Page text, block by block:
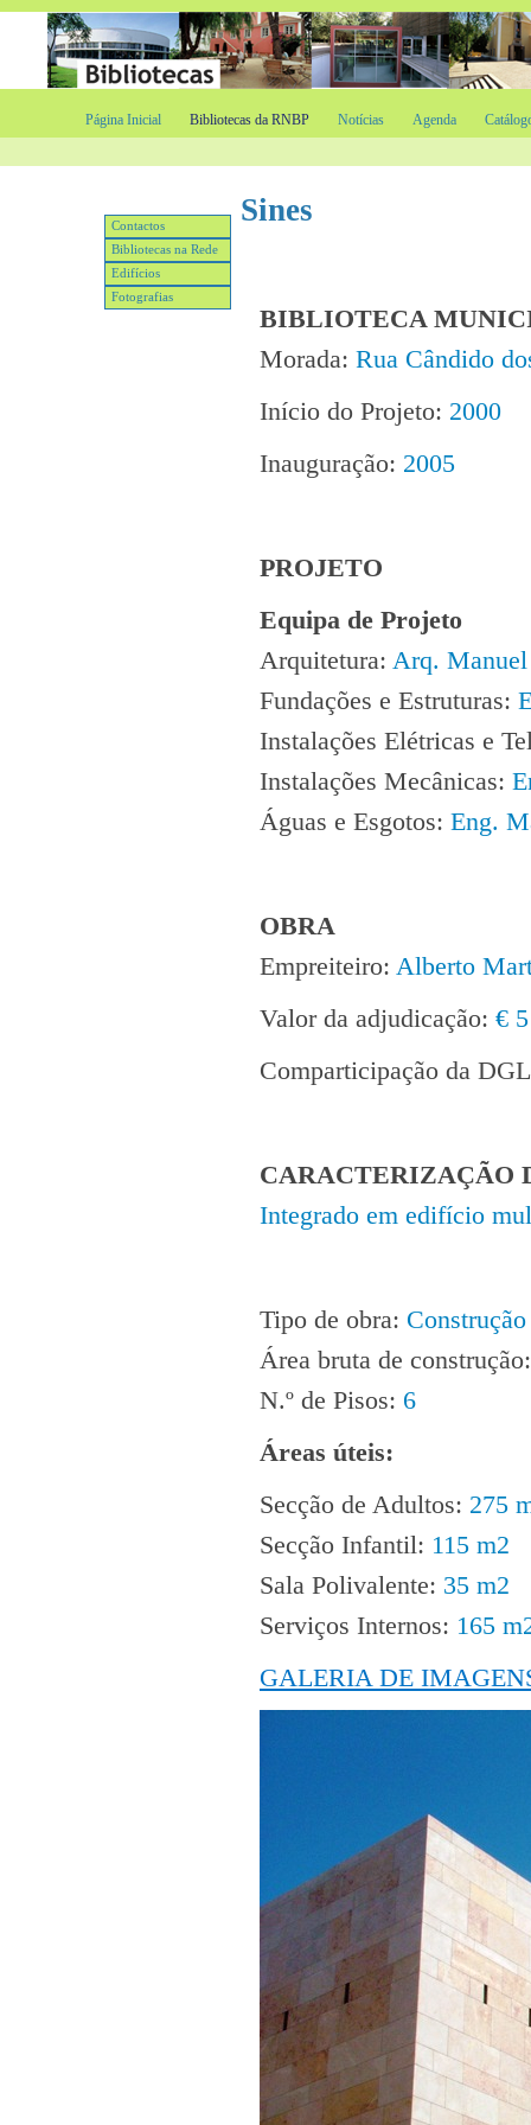
Página Inicial Bibliotecas da RNBP Notícias Agenda
Contactos
Bibliotecas na Rede
Edifícios
Fotografias
Sines
BIBLIOTECA
Morada: Rua Cândido
Início do Projeto: 2000
Inauguração: 2005
PROJETO
Equipa de Projeto
Arquitetura: Arq.
Fundações e Estruturas:
Instalações Elétricas e
Instalações Mecânicas:
Águas e Esgotos: Eng.
OBRA
Empreiteiro: Alberto
Valor da adjudicação: €
Comparticipação da
CARACTERIZAÇÃO
Integrado em edifício
Tipo de obra:
Área bruta de
N.º de Pisos: 6
Áreas úteis:
Secção de Adultos: 275
Secção Infantil: 115 m2
Sala Polivalente: 35 m2
Serviços Internos: 165
GALERIA DE